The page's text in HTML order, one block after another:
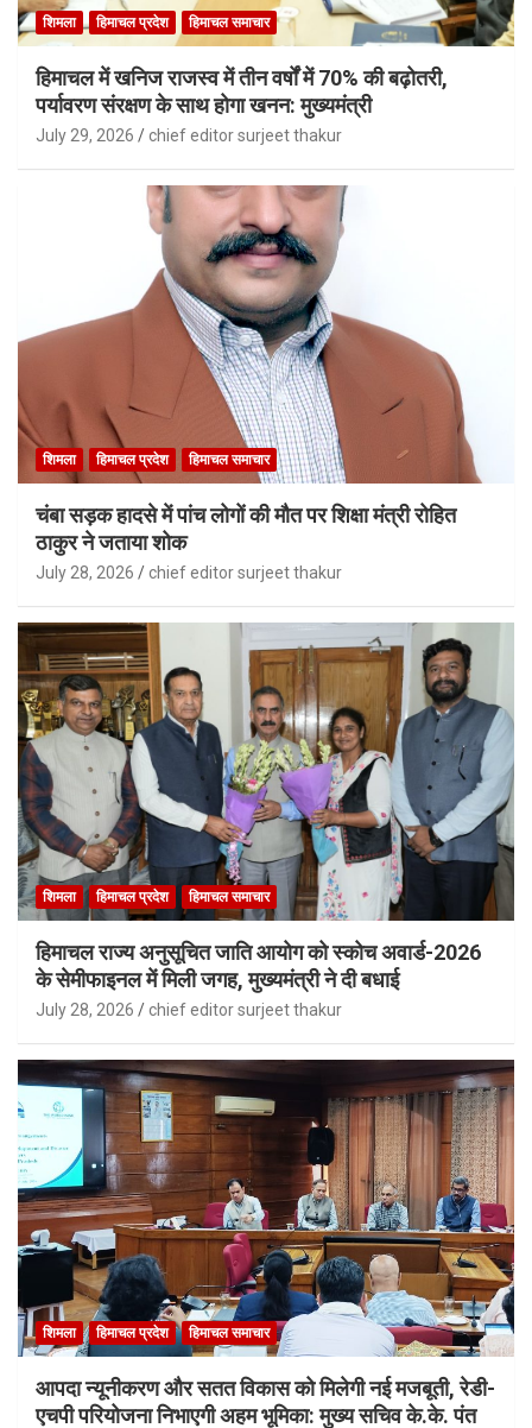
शिमला हिमाचल प्रदेश हिमाचल समाचार
हिमाचल में खनिज राजस्व में तीन वर्षों में 70% की बढ़ोतरी,
पर्यावरण संरक्षण के साथ होगा खनन: मुख्यमंत्री
July 29, 2026 chief editor surjeet thakur
शिमला हिमाचल प्रदेश हिमाचल समाचार
चंबा सड़क हादसे में पांच लोगों की मौत पर शिक्षा मंत्री रोहित
ठाकुर ने जताया शोक
July 28, 2026 chief editor surjeet thakur
शिमला हिमाचल प्रदेश हिमाचल समाचार
हिमाचल राज्य अनुसूचित जाति आयोग को स्कोच अवार्ड-2026
के सेमीफाइनल में मिली जगह, मुख्यमंत्री ने दी बधाई
July 28, 2026 chief editor surjeet thakur
शिमला हिमाचल प्रदेश हिमाचल समाचार
आपदा न्यूनीकरण और सतत विकास को मिलेगी नई मजबूती, रेडी-
एचपी परियोजना निभाएगी अहम भूमिका: मुख्य सचिव के.के. पंत